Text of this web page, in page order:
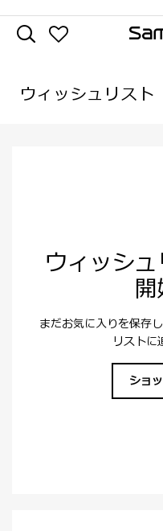
ウィッシュリスト
ウィッシ
まだお気に入りを保存
リストに
ショ